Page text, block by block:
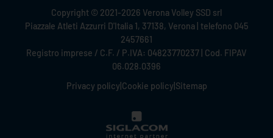
Copyright © 2021-2026 Verona Volley SSD srl
Piazzale Atleti Azzurri D'Italia 1, 37138, Verona | telefono 045
2457661
Registro imprese / C.F. / P.IVA: 04823770237 | Cod. FIPAV
06.028.0396
Privacy policy Cookie policy Sitemap